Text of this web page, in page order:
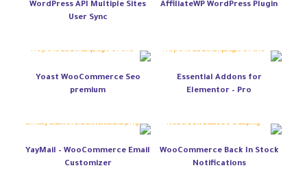
AffiliateWP WordPress Plugin
WordPress API Multiple Sites
User Sync
Essential Addons for
Elementor – Pro
Yoast WooCommerce Seo
premium
WooCommerce Back In Stock
Notifications
YayMail – WooCommerce Email
Customizer